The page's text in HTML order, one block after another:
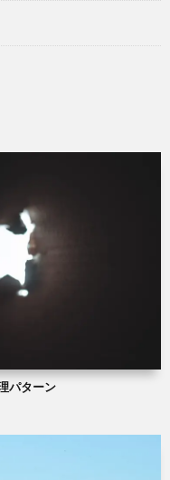
パターン